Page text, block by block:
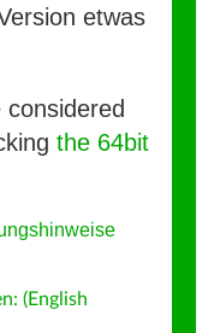
etwas
the 64bit
(English